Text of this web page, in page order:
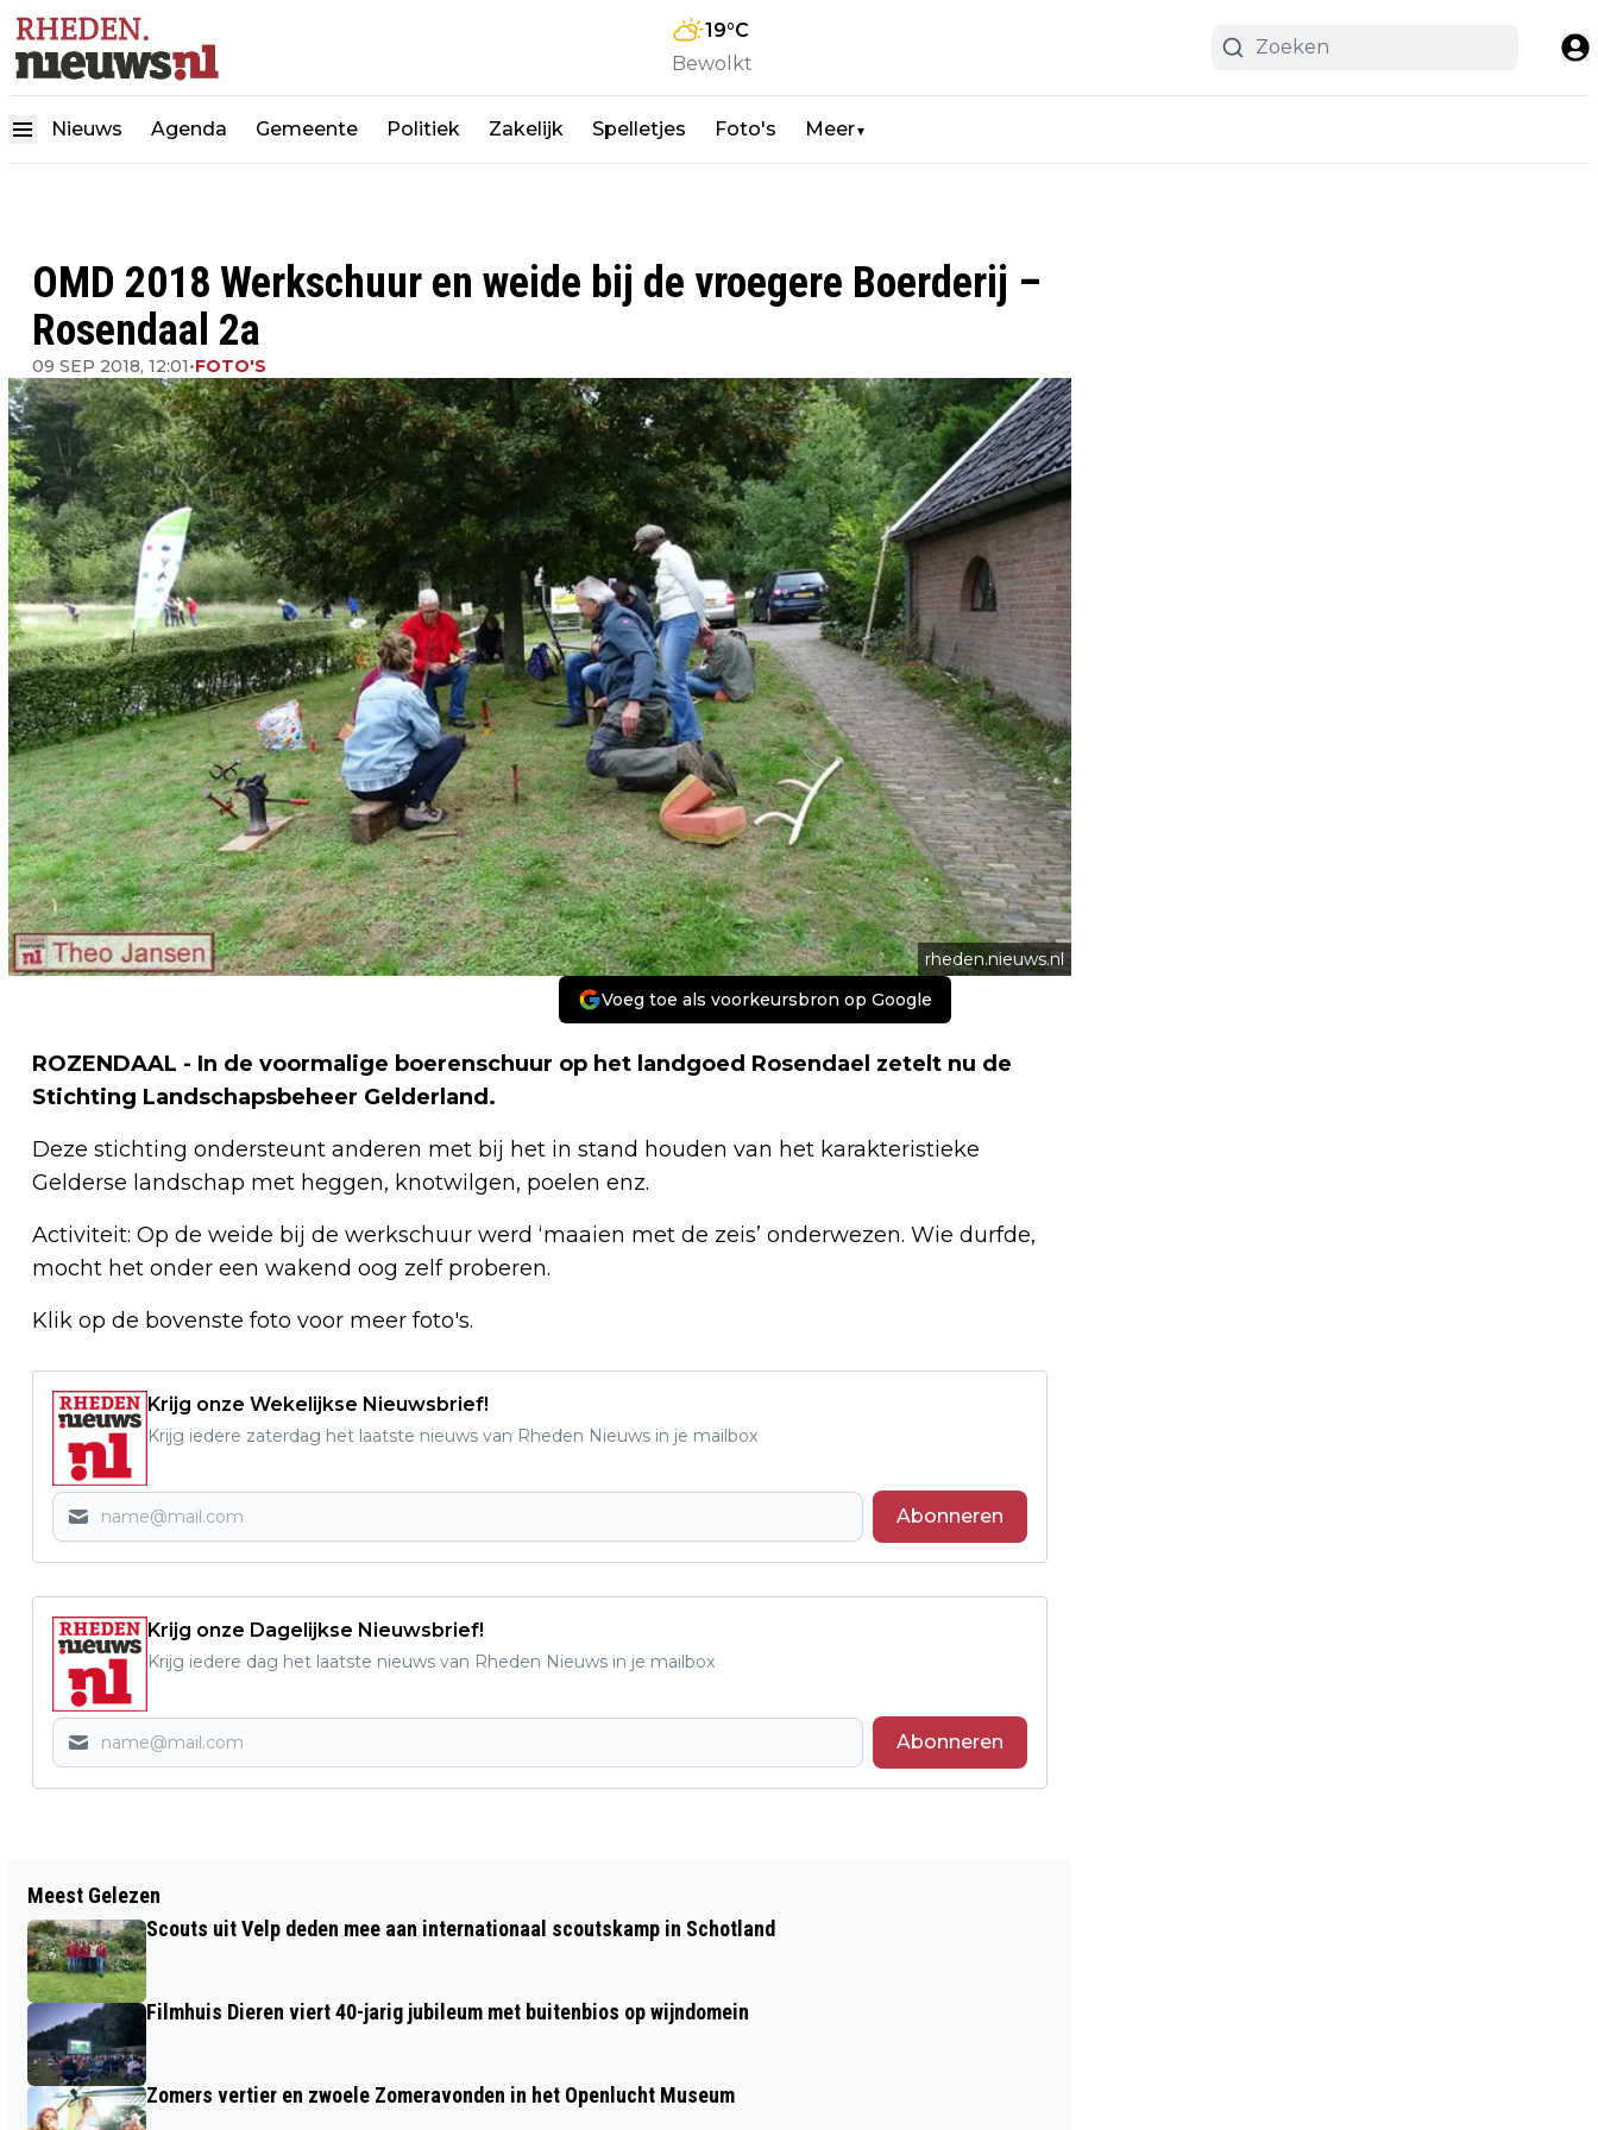
19°C
Bewolkt
Nieuws Agenda Gemeente Politiek Zakelijk Spelletjes Foto's Meer▼
OMD 2018 Werkschuur en weide bij de vroegere Boerderij –
Rosendaal 2a
09 SEP 2018, 12:01•FOTO'S
rheden.nieuws.nl
Voeg toe als voorkeursbron op Google
ROZENDAAL - In de voormalige boerenschuur op het landgoed Rosendael zetelt nu de
Stichting Landschapsbeheer Gelderland.
Deze stichting ondersteunt anderen met bij het in stand houden van het karakteristieke
Gelderse landschap met heggen, knotwilgen, poelen enz.
Activiteit: Op de weide bij de werkschuur werd ‘maaien met de zeis’ onderwezen. Wie durfde,
mocht het onder een wakend oog zelf proberen.
Klik op de bovenste foto voor meer foto's.
Krijg onze Wekelijkse Nieuwsbrief!
Krijg iedere zaterdag het laatste nieuws van Rheden Nieuws in je mailbox
Abonneren
Krijg onze Dagelijkse Nieuwsbrief!
Krijg iedere dag het laatste nieuws van Rheden Nieuws in je mailbox
Abonneren
OMD 2018 BEGRAAFPLAATS
ROSENDAEL – BOERENALLEE
Meest Gelezen
Scouts uit Velp deden mee aan internationaal scoutskamp in Schotland
Filmhuis Dieren viert 40-jarig jubileum met buitenbios op wijndomein
Zomers vertier en zwoele Zomeravonden in het Openlucht Museum